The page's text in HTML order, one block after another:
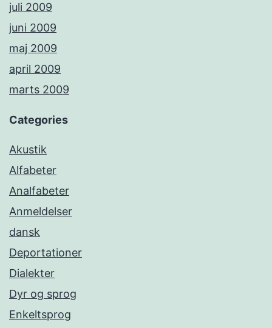
juli 2009
juni 2009
maj 2009
april 2009
marts 2009
Categories
Akustik
Alfabeter
Analfabeter
Anmeldelser
dansk
Deportationer
Dialekter
Dyr og sprog
Enkeltsprog